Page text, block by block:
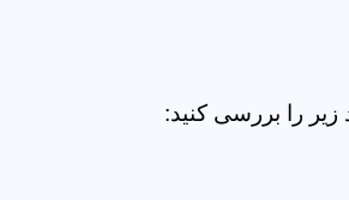
را بررسی کنید: